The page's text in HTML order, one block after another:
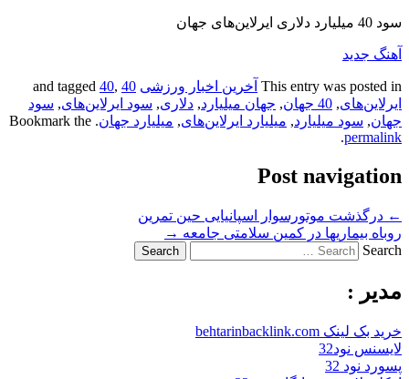
سود 40 میلیارد دلاری ایرلاین‌های جهان
آهنگ جدید
This entry was posted in آخرین اخبار ورزشی 40, 40
ایرلاین‌های, 40 جهان , جهان میلیارد, دلاری, سود ایرلاین‌های, سود
جهان, سود میلیارد, میلیارد ایرلاین‌های, میلیارد جهان. Bookmark the
permalink
.
Post navigation
← درگذشت موتورسوار اسپانیایی حین تمرین
روباه بیماریها در کمین سلامتی جامعه →
Search
مدیر :
خرید بک لینک behtarinbacklink.com
لایسنس نود32
پسورد نود 32